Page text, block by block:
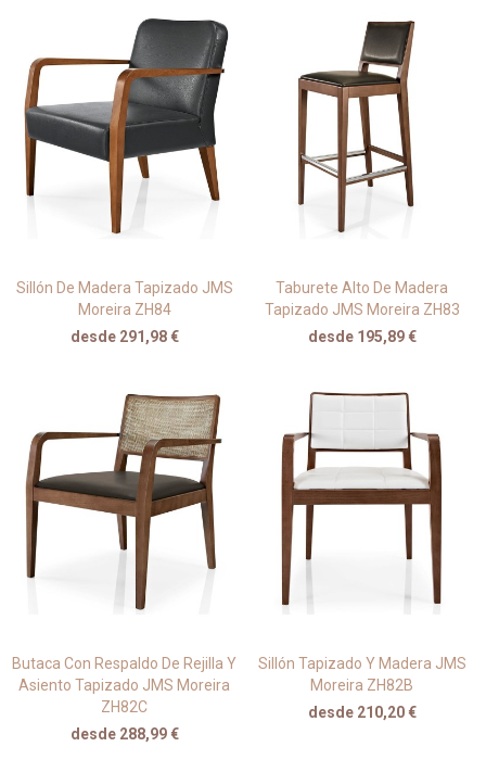
Sillón De Madera Tapizado JMS
Moreira ZH84
desde 291,98 €
Taburete Alto De Madera
Tapizado JMS Moreira ZH83
desde 195,89 €
Butaca Con Respaldo De Rejilla Y
Asiento Tapizado JMS Moreira
ZH82C
desde 288,99 €
Sillón Tapizado Y Madera JMS
Moreira ZH82B
desde 210,20 €